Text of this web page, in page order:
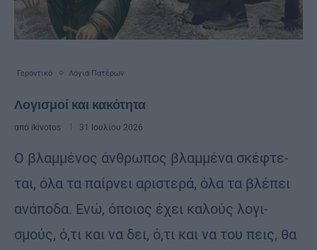
Γεροντικό Λόγια Πατέρων
Λογισμοί και κακότητα
από ikivotos 31 Ιουλίου 2026
Ο βλαμ­μέ­νος άν­θρω­πος βλαμ­μέ­να σκέ­φτε­
ται, όλα τα παίρ­νει αρι­στε­ρά, όλα τα βλέ­πει
ανά­πο­δα. Ενώ, όποιος έχει κα­λούς λο­γι­
σμούς, ό,τι και να δει, ό,τι και να του πεις, θα